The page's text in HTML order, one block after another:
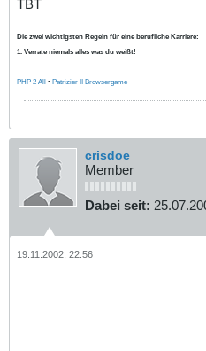
TBT
Die zwei wichtigsten Regeln für eine berufliche Karriere:
1. Verrate niemals alles was du weißt!
PHP 2 All • Patrizier II Browsergame
crisdoe
Member
Dabei seit:
19.11.2002, 22:56